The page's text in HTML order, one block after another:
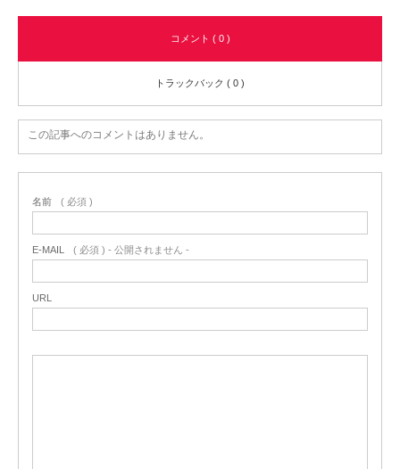
コメント ( 0 )
トラックバック ( 0 )
この記事へのコメントはありません。
名前 ( 必須 )
E-MAIL ( 必須 ) - 公開されません -
URL